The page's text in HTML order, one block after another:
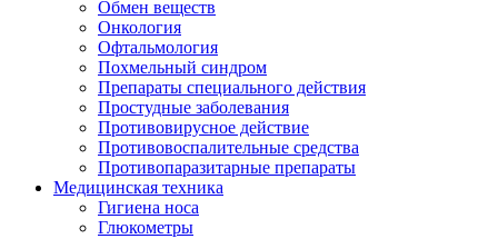
Обмен веществ
Онкология
Офтальмология
Похмельный синдром
Препараты специального действия
Простудные заболевания
Противовирусное действие
Противовоспалительные средства
Противопаразитарные препараты
Медицинская техника
Гигиена носа
Глюкометры